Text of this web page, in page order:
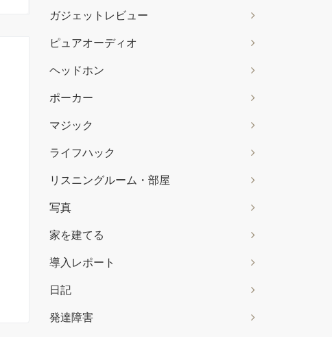
ガジェットレビュー
ピュアオーディオ
ヘッドホン
ポーカー
マジック
ライフハック
リスニングルーム・部屋
写真
家を建てる
導入レポート
日記
発達障害